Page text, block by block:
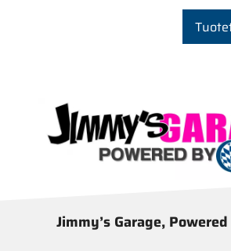
Jimmy’s Garage,